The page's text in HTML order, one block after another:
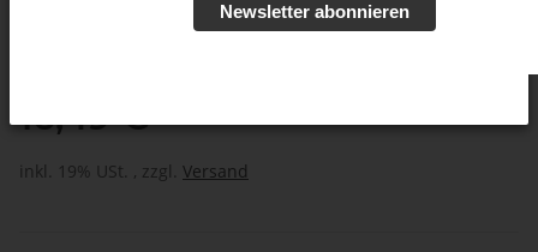
16,49 €
inkl. 19% USt. , zzgl. Versand
Newsletter abonnieren